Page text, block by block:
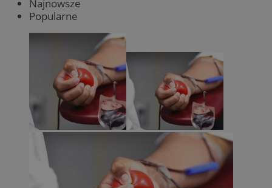
Najnowsze
Popularne